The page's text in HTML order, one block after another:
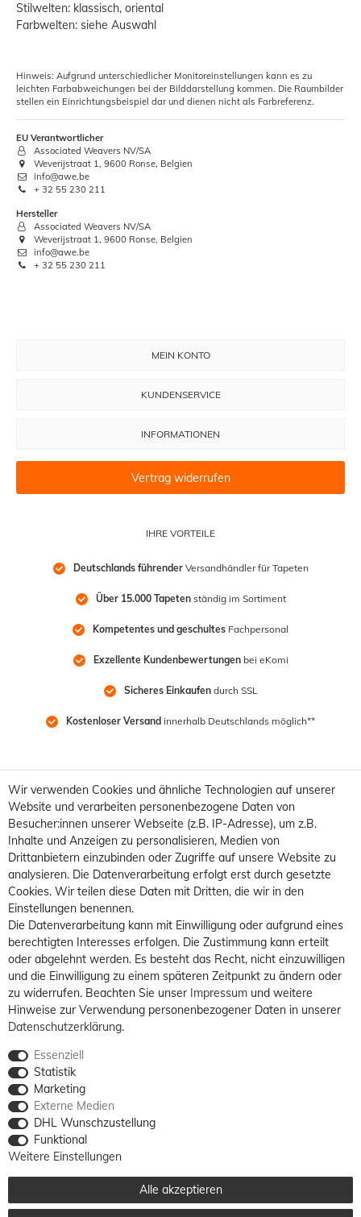
Stilwelten: klassisch, oriental
Farbwelten: siehe Auswahl
Hinweis: Aufgrund unterschiedlicher Monitoreinstellungen kann es zu
leichten Farbabweichungen bei der Bilddarstellung kommen. Die Raumbilder
stellen ein Einrichtungsbeispiel dar und dienen nicht als Farbreferenz.
EU Verantwortlicher
Associated Weavers NV/SA
Weverijstraat 1, 9600 Ronse, Belgien
info@awe.be
+ 32 55 230 211
Hersteller
Associated Weavers NV/SA
Weverijstraat 1, 9600 Ronse, Belgien
info@awe.be
+ 32 55 230 211
IHRE VORTEILE
Deutschlands führender Versandhändler für Tapeten
Über 15.000 Tapeten ständig im Sortiment
Kompetentes und geschultes Fachpersonal
Exzellente Kundenbewertungen bei eKomi
Sicheres Einkaufen durch SSL
Kostenloser Versand innerhalb Deutschlands möglich**
MEIN KONTO
KUNDENSERVICE
INFORMATIONEN
Vertrag widerrufen
Wir verwenden Cookies und ähnliche Technologien auf unserer
Website und verarbeiten personenbezogene Daten von
Besucher:innen unserer Webseite (z.B. IP-Adresse), um z.B.
Inhalte und Anzeigen zu personalisieren, Medien von
Drittanbietern einzubinden oder Zugriffe auf unsere Website zu
analysieren. Die Datenverarbeitung erfolgt erst durch gesetzte
Cookies. Wir teilen diese Daten mit Dritten, die wir in den
Einstellungen benennen.
Die Datenverarbeitung kann mit Einwilligung oder aufgrund eines
berechtigten Interesses erfolgen. Die Zustimmung kann erteilt
oder abgelehnt werden. Es besteht das Recht, nicht einzuwilligen
und die Einwilligung zu einem späteren Zeitpunkt zu ändern oder
zu widerrufen. Beachten Sie unser Impressum und weitere
Hinweise zur Verwendung personenbezogener Daten in unserer
Daten­schutz­erklärung.
Essenziell
Statistik
Marketing
Externe Medien
DHL Wunschzustellung
Funktional
Weitere Einstellungen
Alle akzeptieren